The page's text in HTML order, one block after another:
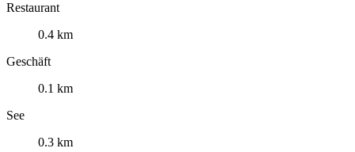
Restaurant
0.4 km
Geschäft
0.1 km
See
0.3 km